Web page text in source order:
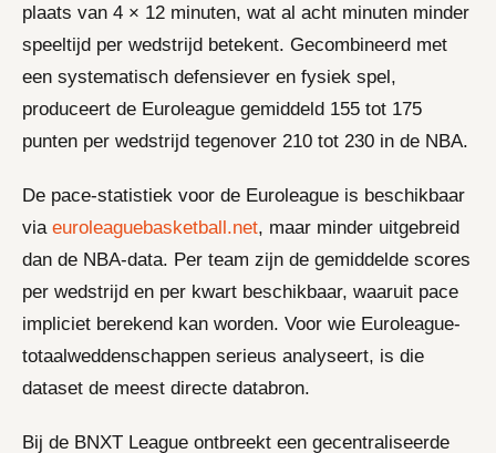
plaats van 4 × 12 minuten, wat al acht minuten minder
speeltijd per wedstrijd betekent. Gecombineerd met
een systematisch defensiever en fysiek spel,
produceert de Euroleague gemiddeld 155 tot 175
punten per wedstrijd tegenover 210 tot 230 in de NBA.
De pace-statistiek voor de Euroleague is beschikbaar
via euroleaguebasketball.net, maar minder uitgebreid
dan de NBA-data. Per team zijn de gemiddelde scores
per wedstrijd en per kwart beschikbaar, waaruit pace
impliciet berekend kan worden. Voor wie Euroleague-
totaalweddenschappen serieus analyseert, is die
dataset de meest directe databron.
Bij de BNXT League ontbreekt een gecentraliseerde